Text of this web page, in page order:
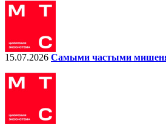
15.07.2026 Самыми частыми